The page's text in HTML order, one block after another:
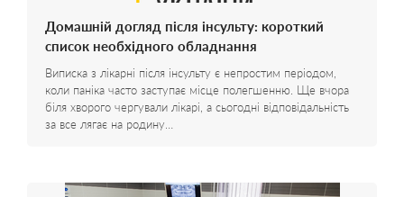
Домашній догляд після інсульту: короткий
список необхідного обладнання
Виписка з лікарні після інсульту є непростим періодом,
коли паніка часто заступає місце полегшенню. Ще вчора
біля хворого чергували лікарі, а сьогодні відповідальність
за все лягає на родину…